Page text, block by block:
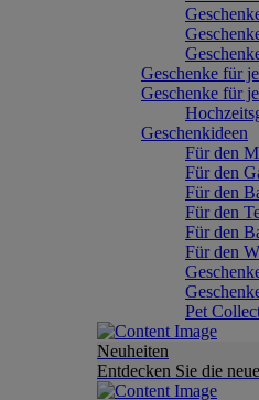
Geschenke für
Geschenke für
Geschenkideen
Für den
Für den
Für den
Für den
Für den
Für den
Pet
Neuheiten
Entdecken Sie die